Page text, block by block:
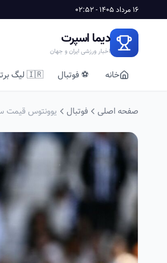
16 مرداد 1405 - 02:52
دیما اسپرت
اخبار ورزشی ایران و جهان
خانه ⚽ فوتبال 🇮🇷 لیگ برتر ایران
صفحه اصلی فوتبال یوونتوس قیمت